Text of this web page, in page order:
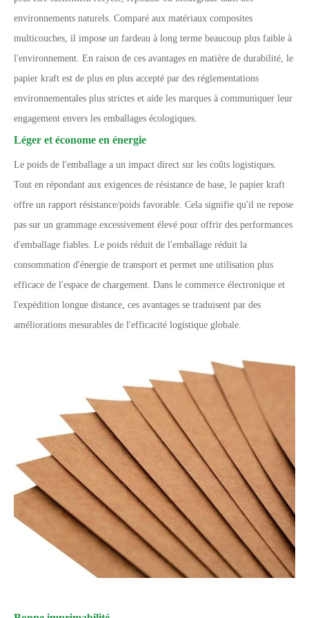
environnements naturels. Comparé aux matériaux composites
multicouches, il impose un fardeau à long terme beaucoup plus faible à
l'environnement. En raison de ces avantages en matière de durabilité, le
papier kraft est de plus en plus accepté par des réglementations
environnementales plus strictes et aide les marques à communiquer leur
engagement envers les emballages écologiques.
Léger et économe en énergie
Le poids de l'emballage a un impact direct sur les coûts logistiques.
Tout en répondant aux exigences de résistance de base, le papier kraft
offre un rapport résistance/poids favorable. Cela signifie qu'il ne repose
pas sur un grammage excessivement élevé pour offrir des performances
d'emballage fiables. Le poids réduit de l'emballage réduit la
consommation d'énergie de transport et permet une utilisation plus
efficace de l'espace de chargement. Dans le commerce électronique et
l'expédition longue distance, ces avantages se traduisent par des
améliorations mesurables de l'efficacité logistique globale.